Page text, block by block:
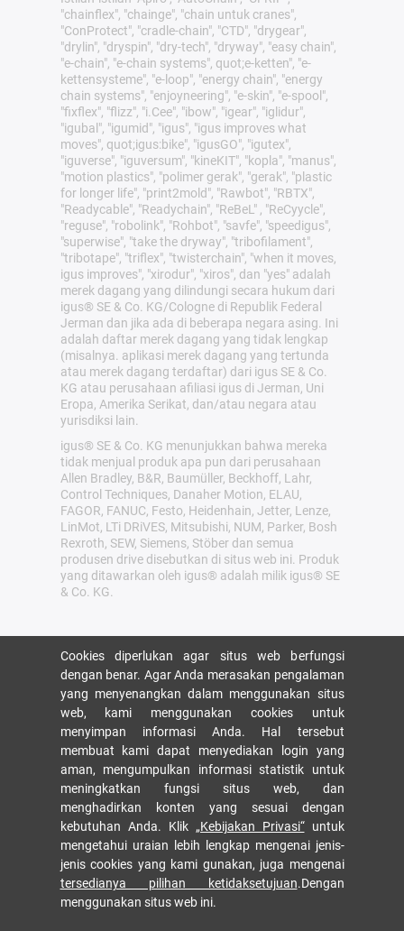
"chainflex", "chainge", "chain untuk cranes",
"ConProtect", "cradle-chain", "CTD", "drygear",
"drylin", "dryspin", "dry-tech", "dryway", "easy chain",
"e-chain", "e-chain systems", quot;e-ketten", "e-
kettensysteme", "e-loop", "energy chain", "energy
chain systems", "enjoyneering", "e-skin", "e-spool",
"fixflex", "flizz", "i.Cee", "ibow", "igear", "iglidur",
"igubal", "igumid", "igus", "igus improves what
moves", quot;igus:bike", "igusGO", "igutex",
"iguverse", "iguversum", "kineKIT", "kopla", "manus",
"motion plastics", "polimer gerak", "gerak", "plastic
for longer life", "print2mold", "Rawbot", "RBTX",
"Readycable", "Readychain", "ReBeL" , "ReCyycle",
"reguse", "robolink", "Rohbot", "savfe", "speedigus",
"superwise", "take the dryway", "tribofilament",
"tribotape", "triflex", "twisterchain", "when it moves,
igus improves", "xirodur", "xiros", dan "yes" adalah
merek dagang yang dilindungi secara hukum dari
igus® SE & Co. KG/Cologne di Republik Federal
Jerman dan jika ada di beberapa negara asing. Ini
adalah daftar merek dagang yang tidak lengkap
(misalnya. aplikasi merek dagang yang tertunda
atau merek dagang terdaftar) dari igus SE & Co.
KG atau perusahaan afiliasi igus di Jerman, Uni
Eropa, Amerika Serikat, dan/atau negara atau
yurisdiksi lain.
igus® SE & Co. KG menunjukkan bahwa mereka
tidak menjual produk apa pun dari perusahaan
Allen Bradley, B&R, Baumüller, Beckhoff, Lahr,
Control Techniques, Danaher Motion, ELAU,
FAGOR, FANUC, Festo, Heidenhain, Jetter, Lenze,
LinMot, LTi DRiVES, Mitsubishi, NUM, Parker, Bosh
Rexroth, SEW, Siemens, Stöber dan semua
produsen drive disebutkan di situs web ini. Produk
yang ditawarkan oleh igus® adalah milik igus® SE
& Co. KG.
Cookies diperlukan agar situs web berfungsi
dengan benar. Agar Anda merasakan pengalaman
yang menyenangkan dalam menggunakan situs
web, kami menggunakan cookies untuk
menyimpan informasi Anda. Hal tersebut
membuat kami dapat menyediakan login yang
aman, mengumpulkan informasi statistik untuk
meningkatkan fungsi situs web, dan
menghadirkan konten yang sesuai dengan
kebutuhan Anda. Klik „Kebijakan Privasi“untuk
mengetahui uraian lebih lengkap mengenai jenis-
jenis cookies yang kami gunakan, juga mengenai
tersedianya pilihan ketidaksetujuan.Dengan
menggunakan situs web ini.